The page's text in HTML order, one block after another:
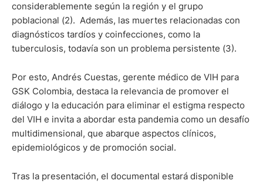
considerablemente según la región y el grupo
poblacional (2). Además, las muertes relacionadas con
diagnósticos tardíos y coinfecciones, como la
tuberculosis, todavía son un problema persistente (3).
Por esto, Andrés Cuestas, gerente médico de VIH para
GSK Colombia, destaca la relevancia de promover el
diálogo y la educación para eliminar el estigma respecto
del VIH e invita a abordar esta pandemia como un desafío
multidimensional, que abarque aspectos clínicos,
epidemiológicos y de promoción social.
Tras la presentación, el documental estará disponible